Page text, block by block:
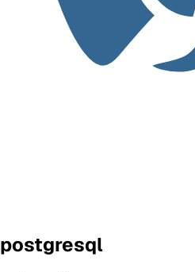
postgresql